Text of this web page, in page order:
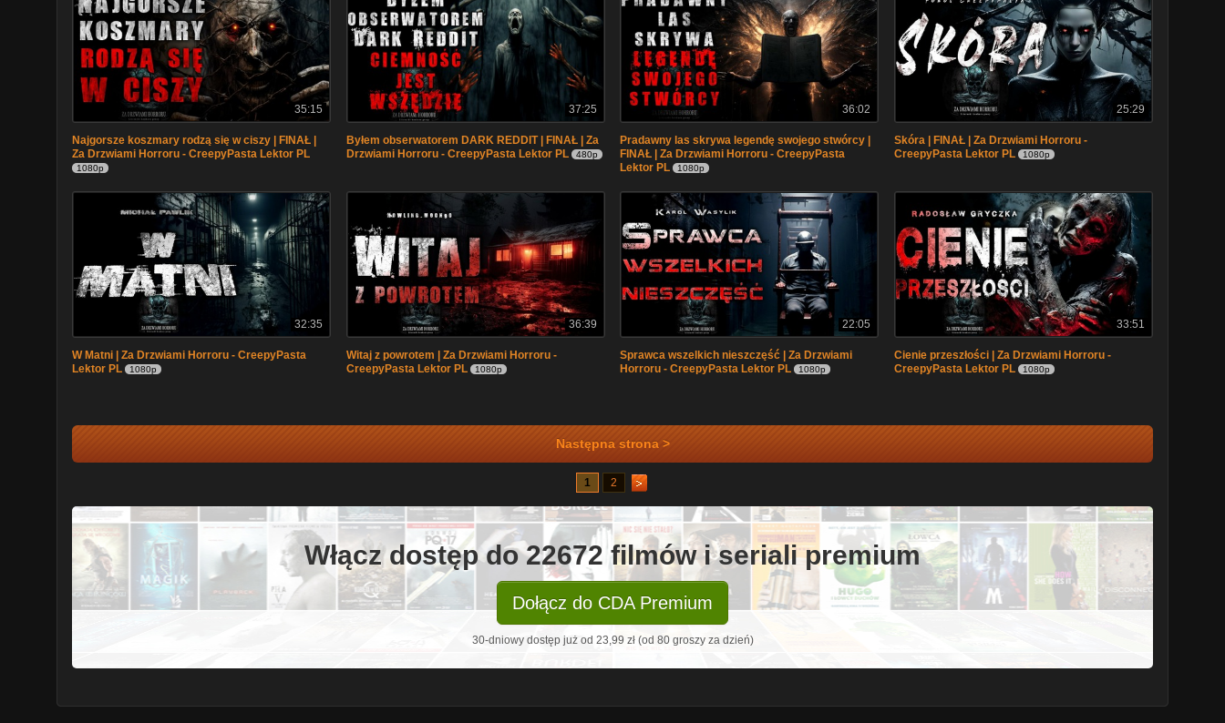
35:15
Najgorsze koszmary rodzą się w ciszy | FINAŁ |
Za Drzwiami Horroru - CreepyPasta Lektor PL
1080p
37:25
Byłem obserwatorem DARK REDDIT | FINAŁ | Za
Drzwiami Horroru - CreepyPasta Lektor PL
480p
36:02
Pradawny las skrywa legendę swojego stwórcy |
FINAŁ | Za Drzwiami Horroru - CreepyPasta
Lektor PL
1080p
25:29
Skóra | FINAŁ | Za Drzwiami Horroru -
CreepyPasta Lektor PL
1080p
32:35
W Matni | Za Drzwiami Horroru - CreepyPasta
Lektor PL
1080p
36:39
Witaj z powrotem | Za Drzwiami Horroru -
CreepyPasta Lektor PL
1080p
22:05
Sprawca wszelkich nieszczęść | Za Drzwiami
Horroru - CreepyPasta Lektor PL
1080p
33:51
Cienie przeszłości | Za Drzwiami Horroru -
CreepyPasta Lektor PL
1080p
Następna strona >
1 2
Włącz dostęp do 22672 filmów i seriali premium
Dołącz do CDA Premium
30-dniowy dostęp już od 23,99 zł (od 80 groszy za dzień)